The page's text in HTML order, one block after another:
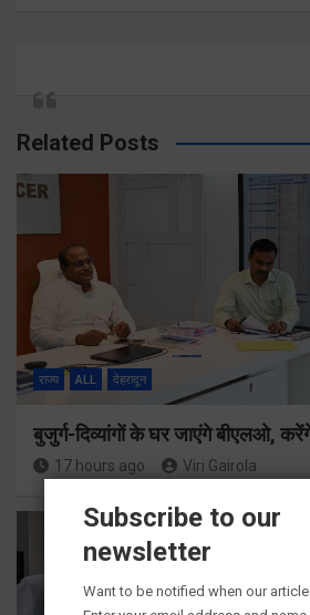
Related Posts
राज्य ALL देहरादून
बुजुर्ग-दिव्यांगों के घर जाएंगे बीएलओ,
17 hours ago Viri Gairola
Subscribe to our
newsletter
Want to be notified when our